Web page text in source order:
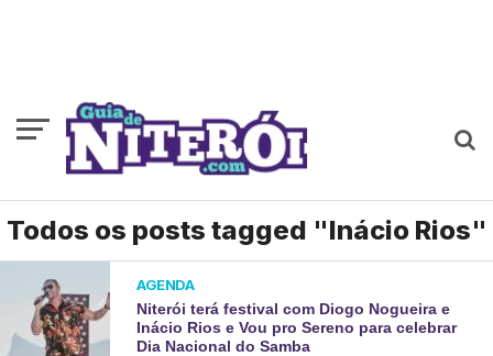
Todos os posts tagged "Inácio Rios"
AGENDA
Niterói terá festival com Diogo Nogueira e
Inácio Rios e Vou pro Sereno para celebrar
Dia Nacional do Samba